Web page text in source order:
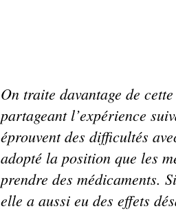
On traite davantage de
partageant l’expérience
éprouvent des difficultés
adopté la position que les
prendre des médicaments.
elle a aussi eu des effets